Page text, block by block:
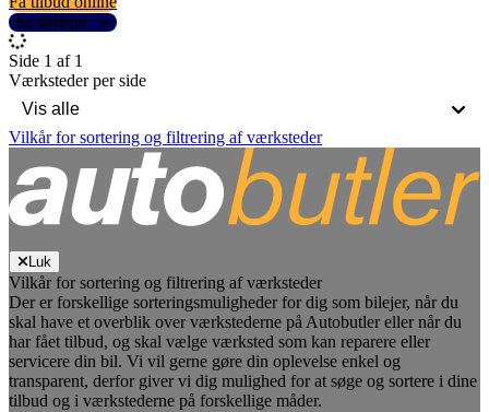
Se detaljer
Side 1 af 1
Værksteder per side
Vilkår for sortering og filtrering af værksteder
Luk
Vilkår for sortering og filtrering af værksteder
Der er forskellige sorteringsmuligheder for dig som bilejer, når du
skal have et overblik over værkstederne på Autobutler eller når du
har fået tilbud, og skal vælge værksted som kan reparere eller
servicere din bil. Vi vil gerne gøre din oplevelse enkel og
transparent, derfor giver vi dig mulighed for at søge og sortere i dine
tilbud og i værkstederne på forskellige måder.